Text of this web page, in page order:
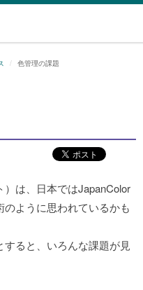
色管理の課題
は、日本ではJapanColor
ように思われているかも
すると、いろんな課題が見